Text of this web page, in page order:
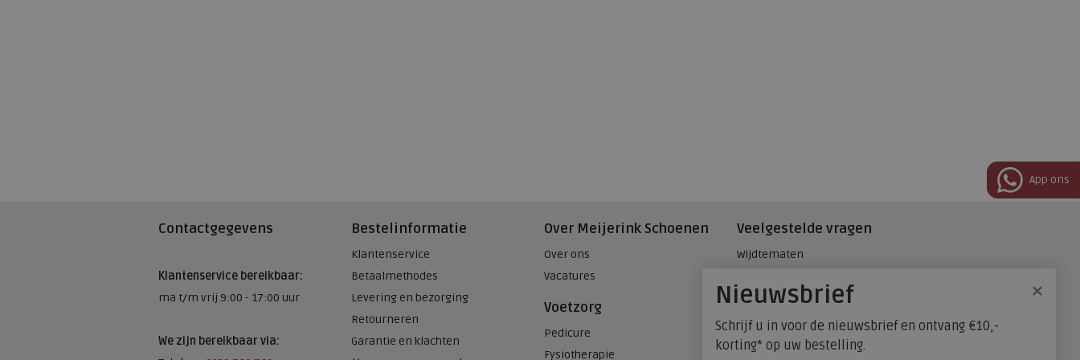
Contactgegevens
Klantenservice bereikbaar:
ma t/m vrij 9:00 - 17:00 uur
We zijn bereikbaar via:
Bestelinformatie
Klantenservice
Betaalmethodes
Levering en bezorging
Retourneren
Garantie en klachten
Over Meijerink Schoenen
Over ons
Vacatures
Voetzorg
Pedicure
Fysiotherapie
Veelgestelde vragen
Wijdtematen
Maatadvies, wat is mijn
schoenmaat?
FitFlop - maatadvies
App ons
×
Nieuwsbrief
Schrijf u in voor de nieuwsbrief en ontvang €10,-
korting* op uw bestelling.